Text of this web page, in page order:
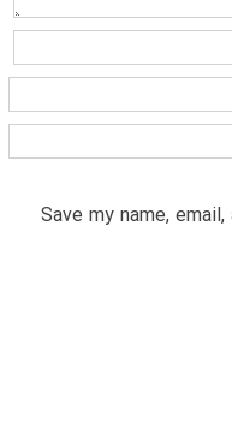
Save my name,